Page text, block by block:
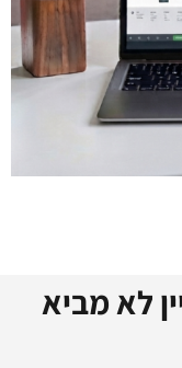
לא מביא